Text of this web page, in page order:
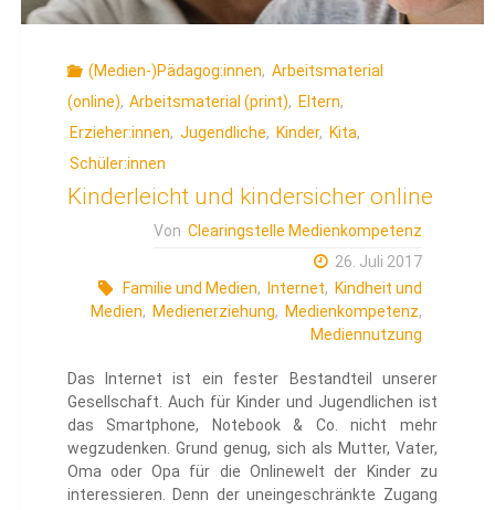
(Medien-)Pädagog:innen, Arbeitsmaterial
(online), Arbeitsmaterial (print), Eltern,
Erzieher:innen, Jugendliche, Kinder, Kita,
Schüler:innen
Kinderleicht und kindersicher online
Von Clearingstelle Medienkompetenz
26. Juli 2017
Familie und Medien, Internet, Kindheit und
Medien, Medienerziehung, Medienkompetenz,
Mediennutzung
Das Internet ist ein fester Bestandteil unserer
Gesellschaft. Auch für Kinder und Jugendlichen ist
das Smartphone, Notebook & Co. nicht mehr
wegzudenken. Grund genug, sich als Mutter, Vater,
Oma oder Opa für die Onlinewelt der Kinder zu
interessieren. Denn der uneingeschränkte Zugang